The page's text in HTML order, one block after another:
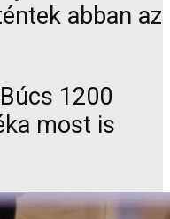
abban az
1200
most is